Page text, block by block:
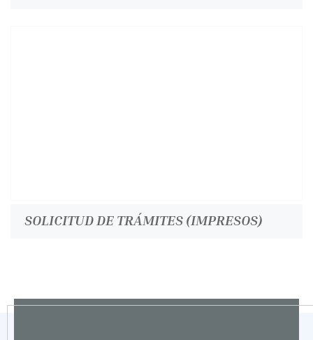
SOLICITUD DE TRÁMITES (IMPRESOS)